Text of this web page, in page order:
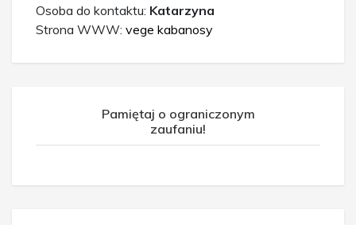
Osoba do kontaktu: Katarzyna
Strona WWW: vege kabanosy
Pamiętaj o ograniczonym
zaufaniu!